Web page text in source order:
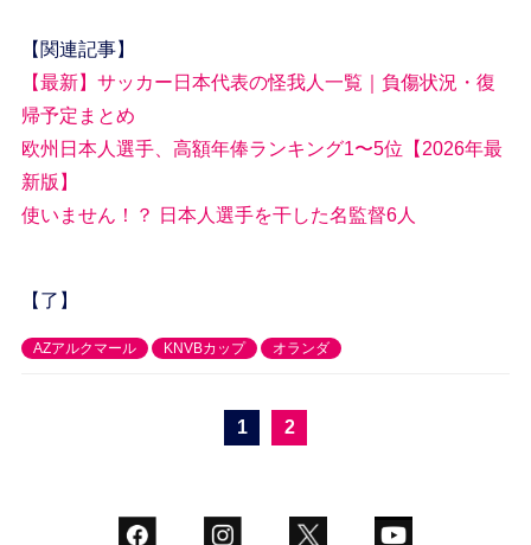
【関連記事】
【最新】サッカー日本代表の怪我人一覧｜負傷状況・復
帰予定まとめ
欧州日本人選手、高額年俸ランキング1〜5位【2026年最
新版】
使いません！？ 日本人選手を干した名監督6人
【了】
AZアルクマール KNVBカップ オランダ
1 2